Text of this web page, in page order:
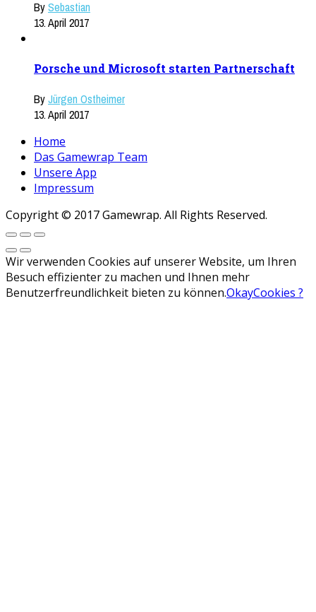
BySebastian
13. April 2017
Porsche und Microsoft starten Partnerschaft
ByJürgen Ostheimer
13. April 2017
Home
Das Gamewrap Team
Unsere App
Impressum
Copyright © 2017 Gamewrap. All Rights Reserved.
Wir verwenden Cookies auf unserer Website, um Ihren
Besuch effizienter zu machen und Ihnen mehr
Benutzerfreundlichkeit bieten zu können.OkayCookies ?